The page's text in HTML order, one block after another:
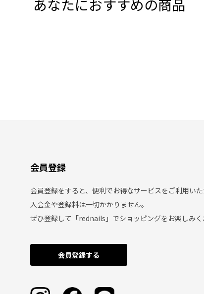
あなたにおすすめの商品
会員登録
会員登録をすると、便利でお得なサービスをご利用いた
入会金や登録料は一切かかりません。
ぜひ登録して「rednails」でショッピングをお楽しみく
会員登録する